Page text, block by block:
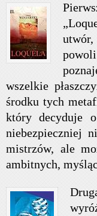
wszelkie
środku tych
który decyduje
niebezpieczniej
mistrzów, ale
ambitnych,